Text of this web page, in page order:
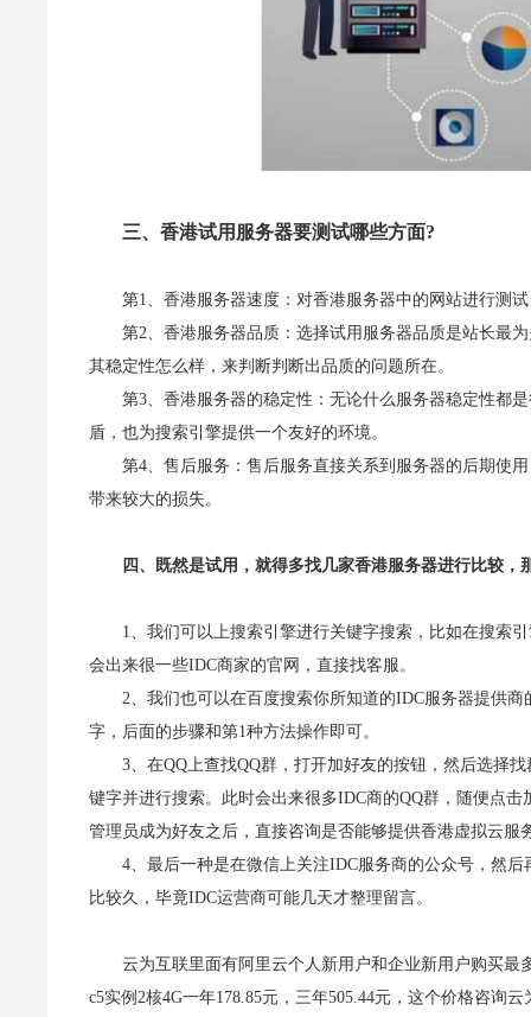
三、香港试用服务器要测试哪些方面?
第1、香港服务器速度：对香港服务器中的网站进行测
第2、香港服务器品质：选择试用服务器品质是站长最
其稳定性怎么样，来判断判断出品质的问题所在。
第3、香港服务器的稳定性：无论什么服务器稳定性都
盾，也为搜索引擎提供一个友好的环境。
第4、售后服务：售后服务直接关系到服务器的后期使
带来较大的损失。
四、既然是试用，就得多找几家香港服务器进行比较
1、我们可以上搜索引擎进行关键字搜索，比如在搜索
会出来很一些IDC商家的官网，直接找客服。
2、我们也可以在百度搜索你所知道的IDC服务器提供
字，后面的步骤和第1种方法操作即可。
3、在QQ上查找QQ群，打开加好友的按钮，然后选择
键字并进行搜索。此时会出来很多IDC商的QQ群，随便点
管理员成为好友之后，直接咨询是否能够提供香港虚拟云服
4、最后一种是在微信上关注IDC服务商的公众号，然
比较久，毕竟IDC运营商可能几天才整理留言。
云为互联里面有阿里云个人新用户和企业新用户购买最
c5实例2核4G一年178.85元，三年505.44元，这个价格咨询